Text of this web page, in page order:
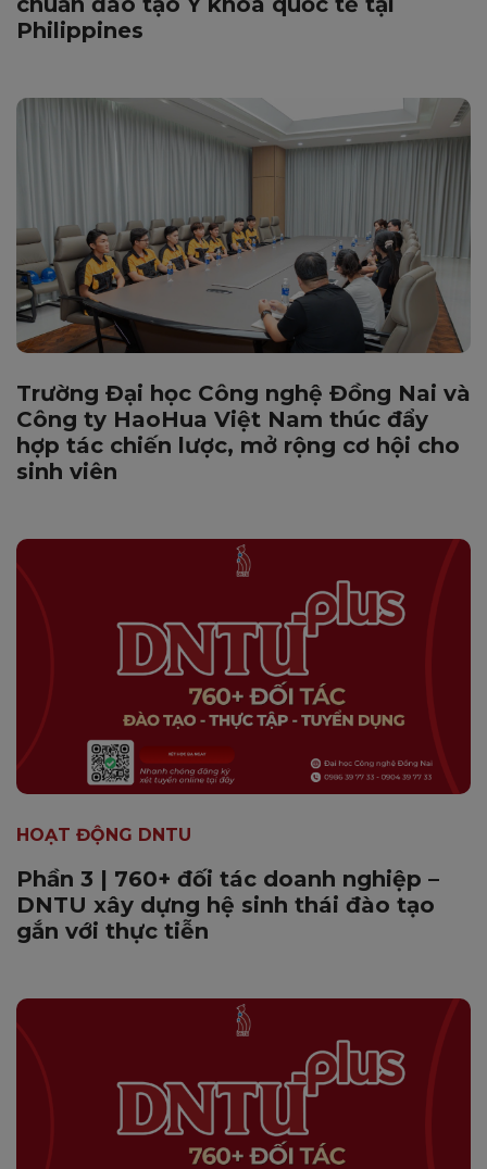
Philippines
Trường Đại học Công nghệ Đồng Nai và
Công ty HaoHua Việt Nam thúc đẩy
hợp tác chiến lược, mở rộng cơ hội cho
sinh viên
HOẠT ĐỘNG DNTU
Phần 3 | 760+ đối tác doanh nghiệp –
DNTU xây dựng hệ sinh thái đào tạo
gắn với thực tiễn